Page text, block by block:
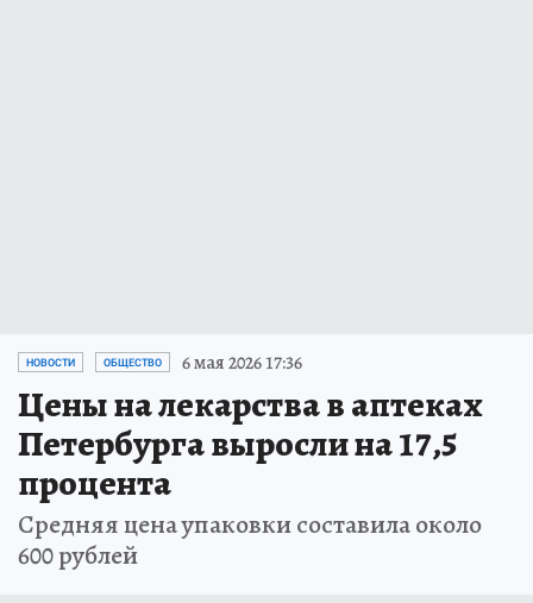
НОВОСТИ ОБЩЕСТВО 6 мая 2026 17:36
Цены на лекарства в аптеках
Петербурга выросли на 17,5
процента
Средняя цена упаковки составила около
600 рублей